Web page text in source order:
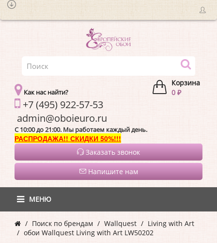
Корзина
0 ₽
Как нас найти?
+7 (495) 922-57-53
C 10:00 до 21:00. Мы работаем каждый день.
РАСПРОДАЖА!! СКИДКИ 50%!!!
Заказать звонок
Напишите нам
МЕНЮ
Поиск по брендам Wallquest
Living with Art
обои Wallquest Living with Art LW50202